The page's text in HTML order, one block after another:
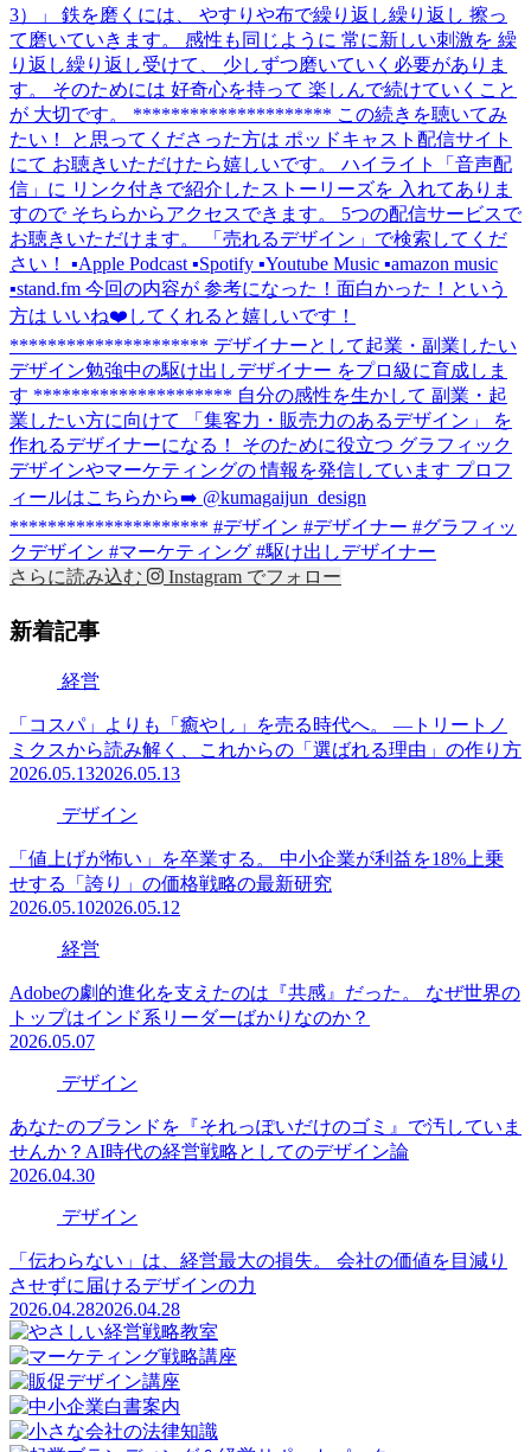
さらに読み込む Instagram でフォロー
新着記事
経営
「コスパ」よりも「癒やし」を売る時代へ。 —トリートノ
ミクスから読み解く、これからの「選ばれる理由」の作り方
2026.05.132026.05.13
デザイン
「値上げが怖い」を卒業する。 中小企業が利益を18%上乗
せする「誇り」の価格戦略の最新研究
2026.05.102026.05.12
経営
Adobeの劇的進化を支えたのは『共感』だった。 なぜ世界の
トップはインド系リーダーばかりなのか？
2026.05.07
デザイン
あなたのブランドを『それっぽいだけのゴミ』で汚していま
せんか？AI時代の経営戦略としてのデザイン論
2026.04.30
デザイン
「伝わらない」は、経営最大の損失。 会社の価値を目減り
させずに届けるデザインの力
2026.04.282026.04.28